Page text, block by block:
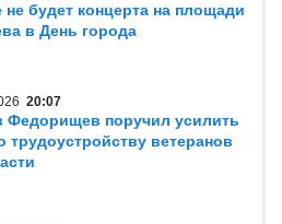
будет концерта на площади
в День города
20:07
Федорищев поручил усилить
трудоустройству ветеранов